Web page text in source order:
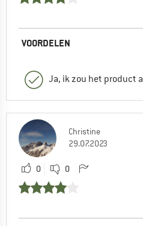
VOORDELEN
Ja, ik zou het product
Christine
29.07.2023
0 0